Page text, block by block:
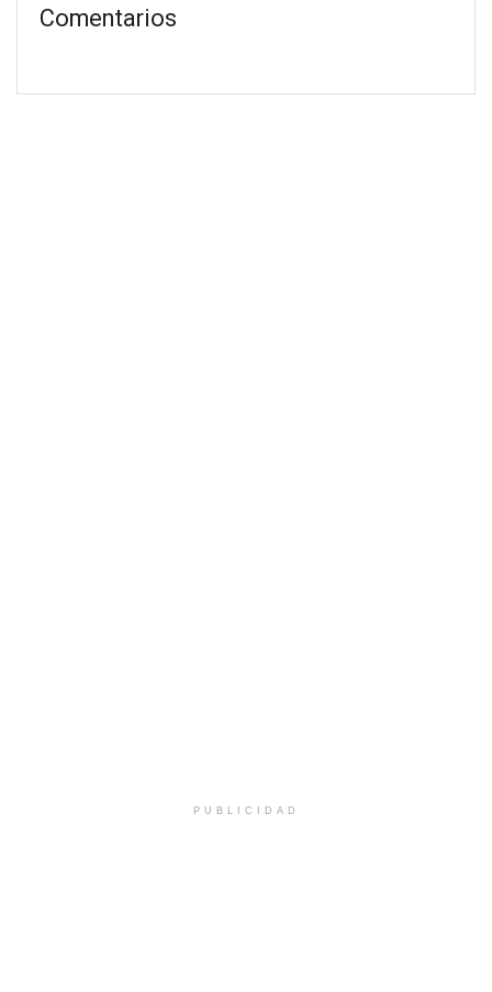
Comentarios
PUBLICIDAD